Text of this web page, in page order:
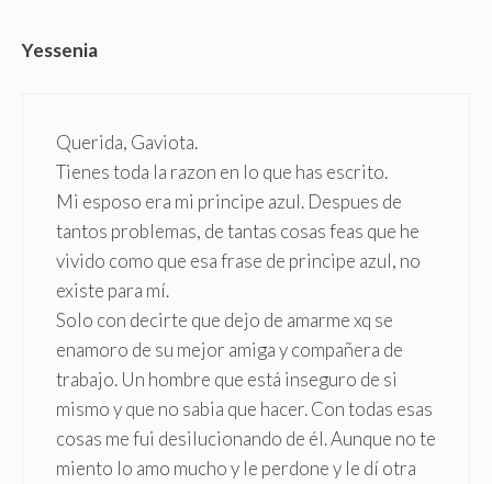
Yessenia
Querida, Gaviota.
Tienes toda la razon en lo que has escrito.
Mi esposo era mi principe azul. Despues de
tantos problemas, de tantas cosas feas que he
vivido como que esa frase de principe azul, no
existe para mí.
Solo con decirte que dejo de amarme xq se
enamoro de su mejor amiga y compañera de
trabajo. Un hombre que está inseguro de si
mismo y que no sabia que hacer. Con todas esas
cosas me fui desilucionando de él. Aunque no te
miento lo amo mucho y le perdone y le dí otra